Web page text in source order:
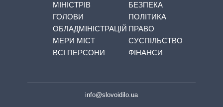
МІНІСТРІВ
ГОЛОВИ
ОБЛАДМІНІСТРАЦІЙ
МЕРИ МІСТ
ВСІ ПЕРСОНИ
БЕЗПЕКА
ПОЛІТИКА
ПРАВО
СУСПІЛЬСТВО
ФІНАНСИ
info@slovoidilo.ua